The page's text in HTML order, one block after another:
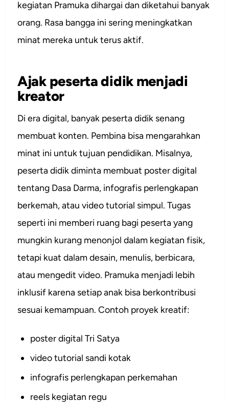
kegiatan Pramuka dihargai dan diketahui banyak
orang. Rasa bangga ini sering meningkatkan
minat mereka untuk terus aktif.
Ajak peserta didik menjadi
kreator
Di era digital, banyak peserta didik senang
membuat konten. Pembina bisa mengarahkan
minat ini untuk tujuan pendidikan. Misalnya,
peserta didik diminta membuat poster digital
tentang Dasa Darma, infografis perlengkapan
berkemah, atau video tutorial simpul. Tugas
seperti ini memberi ruang bagi peserta yang
mungkin kurang menonjol dalam kegiatan fisik,
tetapi kuat dalam desain, menulis, berbicara,
atau mengedit video. Pramuka menjadi lebih
inklusif karena setiap anak bisa berkontribusi
sesuai kemampuan. Contoh proyek kreatif:
poster digital Tri Satya
video tutorial sandi kotak
infografis perlengkapan perkemahan
reels kegiatan regu